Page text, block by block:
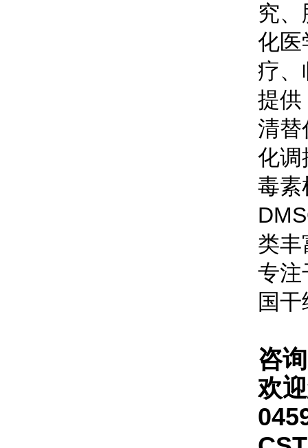
究
化医
疗、
提供
清替
化调
毒素
类丰
专注
国
咨
欢